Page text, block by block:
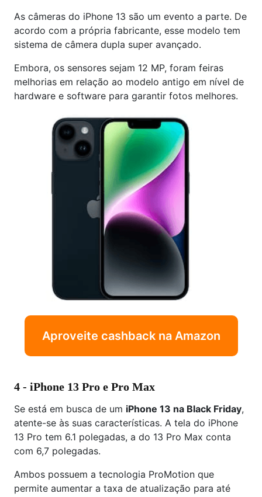
As câmeras do iPhone 13 são um evento a parte. De
acordo com a própria fabricante, esse modelo tem
sistema de câmera dupla super avançado.
Embora, os sensores sejam 12 MP, foram feiras
melhorias em relação ao modelo antigo em nível de
hardware e software para garantir fotos melhores.
Aproveite cashback na Amazon
4 - iPhone 13 Pro e Pro Max
Se está em busca de um iPhone 13 na Black Friday,
atente-se às suas características. A tela do iPhone
13 Pro tem 6.1 polegadas, a do 13 Pro Max conta
com 6,7 polegadas.
Ambos possuem a tecnologia ProMotion que
permite aumentar a taxa de atualização para até